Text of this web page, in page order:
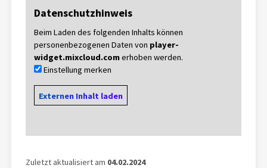
Datenschutzhinweis
Beim Laden des folgenden Inhalts können
personenbezogenen Daten von player-
widget.mixcloud.comerhoben werden.
Einstellung merken
Externen Inhalt laden
Zuletzt aktualisiert am 04.02.2024